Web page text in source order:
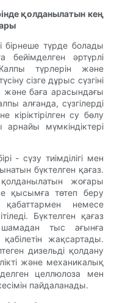
қолданылатын кең
бірнеше түрде болады
бейімделген әртүрлі
түрлерін және
сізге дұрыс сүзгіні
және баға арасындағы
алғанда, сүзгілерді
кіріктірілген су бөлу
мүмкіндіктері
- сүзу тиімділігі мен
бүктелген қағаз.
жоғары
қысымға төтеп беру
немесе
Бүктелген қағаз
тыс ағынға
жақсартады.
дизельді қолдану
және механикалық
целлюлоза мен
пайдаланады.